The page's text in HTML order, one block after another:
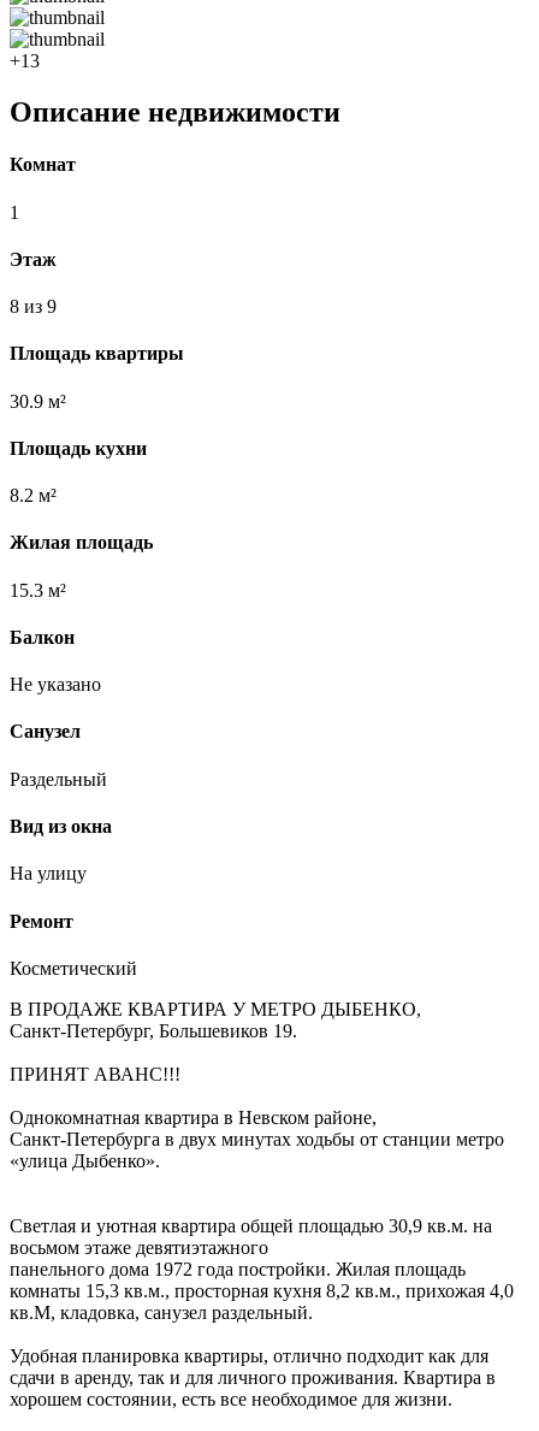
+13
Описание недвижимости
Комнат
1
Этаж
8 из 9
Площадь квартиры
30.9 м²
Площадь кухни
8.2 м²
Жилая площадь
15.3 м²
Балкон
Не указано
Санузел
Раздельный
Вид из окна
На улицу
Ремонт
Косметический
В ПРОДАЖЕ КВАРТИРА У METPO ДЫБЕНКО,
Санкт-Петербург, Большевиков 19.
ПРИНЯТ АВАНС!!!
Однокомнатная квартира в Невском районе,
Санкт-Петербурга в двух минутах ходьбы от станции метро
«улица Дыбенко».
Светлая и уютная квартира общей площадью 30,9 кв.м. на
восьмом этаже девятиэтажного
панельного дома 1972 года постройки. Жилая площадь
комнаты 15,3 кв.м., просторная кухня 8,2 кв.м., прихожая 4,0
кв.М, кладовка, санузел раздельный.
Удобная планировка квартиры, отлично подходит как для
сдачи в аренду, так и для личного проживания. Квартира в
хорошем состоянии, есть все необходимое для жизни.